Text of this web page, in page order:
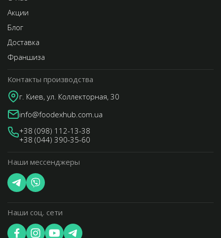
Акции
Блог
Доставка
Франшиза
Контакты производства
г. Киев, ул. Коллекторная, 30
info@foodexhub.com.ua
+38 (098) 112-13-38
+38 (044) 390-35-60
Наши мессенджеры
Наши соц. сети